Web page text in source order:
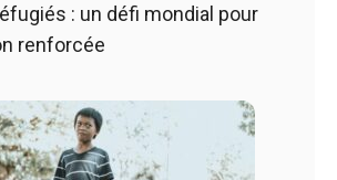
: un défi mondial pour
renforcée